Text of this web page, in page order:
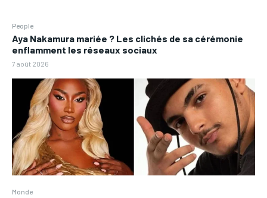
People
Aya Nakamura mariée ? Les clichés de sa cérémonie
enflamment les réseaux sociaux
7 août 2026
Monde